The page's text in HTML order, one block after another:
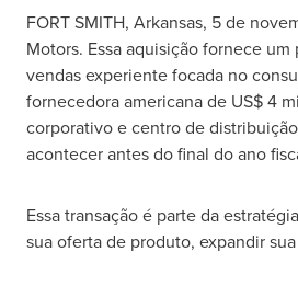
FORT SMITH, Arkansas, 5 de
Motors. Essa aquisição fornece
vendas experiente focada no
fornecedora americana de US$ 4
corporativo e centro de
acontecer antes do final do ano
Essa transação é parte da
sua oferta de produto, expandir